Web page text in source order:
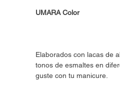
UMARA Color
Elaborados con lacas de
tonos de esmaltes en
guste con tu manicure.